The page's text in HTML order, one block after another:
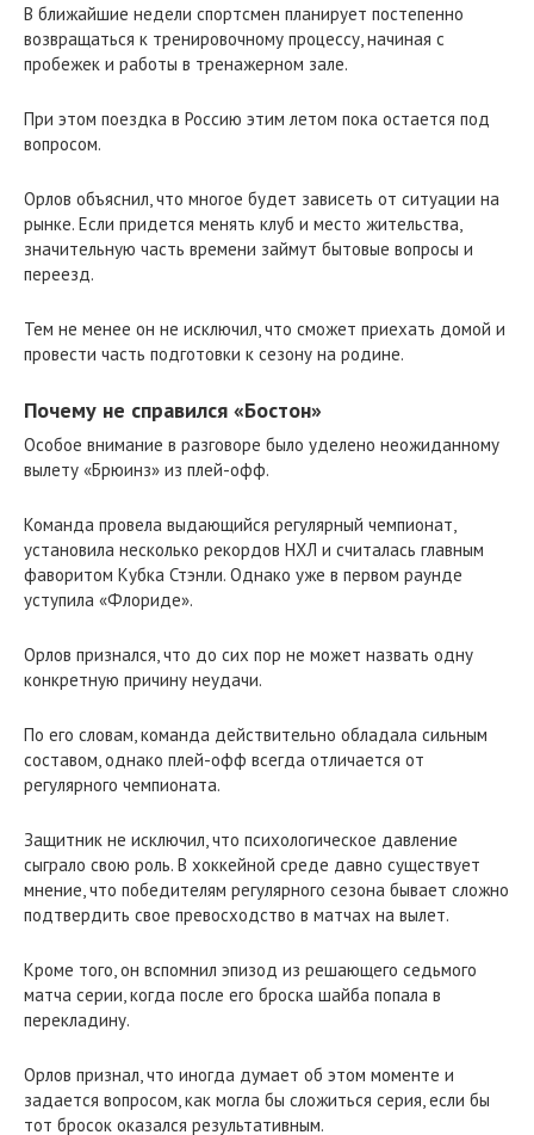
В ближайшие недели спортсмен планирует постепенно
возвращаться к тренировочному процессу, начиная с
пробежек и работы в тренажерном зале.
При этом поездка в Россию этим летом пока остается под
вопросом.
Орлов объяснил, что многое будет зависеть от ситуации на
рынке. Если придется менять клуб и место жительства,
значительную часть времени займут бытовые вопросы и
переезд.
Тем не менее он не исключил, что сможет приехать домой и
провести часть подготовки к сезону на родине.
Почему не справился «Бостон»
Особое внимание в разговоре было уделено неожиданному
вылету «Брюинз» из плей-офф.
Команда провела выдающийся регулярный чемпионат,
установила несколько рекордов НХЛ и считалась главным
фаворитом Кубка Стэнли. Однако уже в первом раунде
уступила «Флориде».
Орлов признался, что до сих пор не может назвать одну
конкретную причину неудачи.
По его словам, команда действительно обладала сильным
составом, однако плей-офф всегда отличается от
регулярного чемпионата.
Защитник не исключил, что психологическое давление
сыграло свою роль. В хоккейной среде давно существует
мнение, что победителям регулярного сезона бывает сложно
подтвердить свое превосходство в матчах на вылет.
Кроме того, он вспомнил эпизод из решающего седьмого
матча серии, когда после его броска шайба попала в
перекладину.
Орлов признал, что иногда думает об этом моменте и
задается вопросом, как могла бы сложиться серия, если бы
тот бросок оказался результативным.